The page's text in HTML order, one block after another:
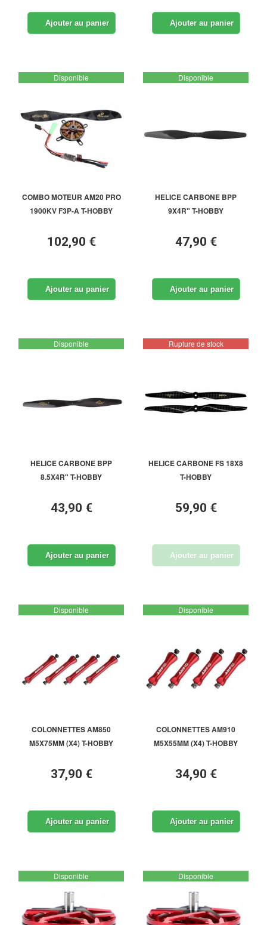
Ajouter au panier Ajouter au panier
Disponible
COMBO MOTEUR AM20 PRO
1900KV F3P-A T-HOBBY
102,90 €
Ajouter au panier
Disponible
HELICE CARBONE BPP
9X4R" T-HOBBY
47,90 €
Ajouter au panier
Disponible
HELICE CARBONE BPP
8.5X4R" T-HOBBY
43,90 €
Ajouter au panier
Rupture de stock
HELICE CARBONE FS 18X8
T-HOBBY
59,90 €
Ajouter au panier
Disponible
COLONNETTES AM850
M5X75MM (X4) T-HOBBY
37,90 €
Ajouter au panier
Disponible
COLONNETTES AM910
M5X55MM (X4) T-HOBBY
34,90 €
Ajouter au panier
Disponible Disponible